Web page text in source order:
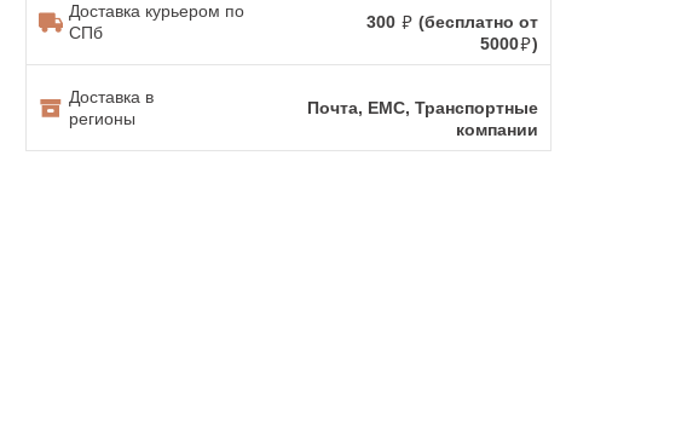
Доставка курьером по
СПб
300
(бесплатно от
5000
)
Доставка в
регионы
Почта, ЕМС, Транспортные
компании